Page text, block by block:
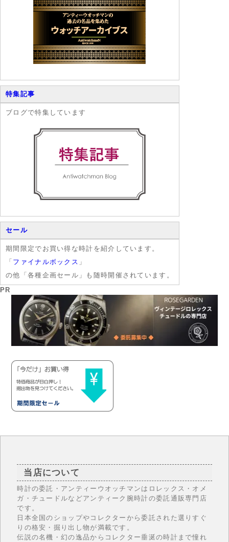
特集記事
ブログで特集しています
セール
期間限定でお買い得な時計を紹介しています。
「 ファイナルボックス 」
の他「各種企画セール」も随時開催されています。
PR
当店について
時計の委託・アンティーウオッチマンはロレックス・オメ
ガ・チュードルなどアンティーク腕時計の委託通販専門店
です。
日本全国のショップやコレクターから委託された選りすぐ
りの格安・掘り出し物が満載です。
伝説の名機・幻の逸品からコレクター垂涎の時計まで憧れ